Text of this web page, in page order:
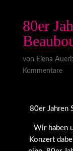
80er
von Elena
Kommentare
80er Jahren
Wir haben
Konzert